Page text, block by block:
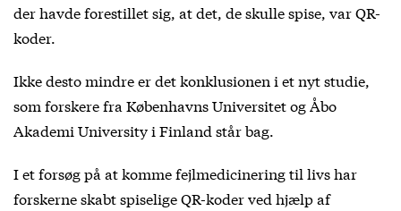
der havde forestillet sig, at det, de skulle spise, var QR-
koder.
Ikke desto mindre er det konklusionen i et nyt studie,
som forskere fra Københavns Universitet og Åbo
Akademi University i Finland står bag.
I et forsøg på at komme fejlmedicinering til livs har
forskerne skabt spiselige QR-koder ved hjælp af